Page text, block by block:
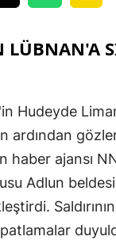
LÜBNAN'A
Hudeyde
ardından
haber ajansı
Adlun